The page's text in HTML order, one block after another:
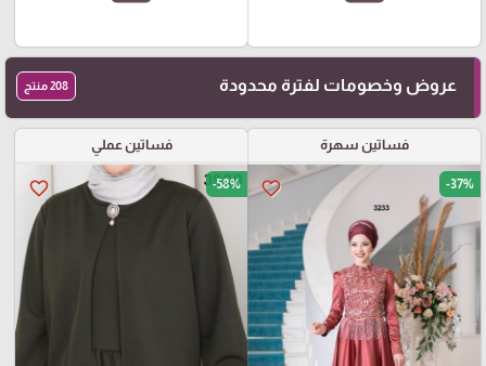
عروض وخصومات لفترة محدودة 208 منتج
فساتين سهرة
favorite_border -37%
فساتين عملي
favorite_border -58%